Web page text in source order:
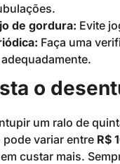
de gordura: Evite
Faça uma
o
um ralo de
pode variar entre R$
custar mais.